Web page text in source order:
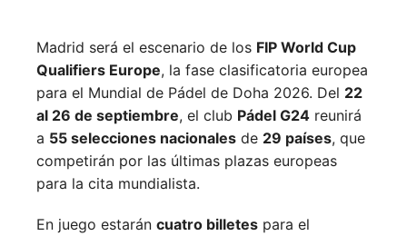
Madrid será el escenario de los FIP World Cup
Qualifiers Europe, la fase clasificatoria europea
para el Mundial de Pádel de Doha 2026. Del 22
al 26 de septiembre, el club Pádel G24 reunirá
a 55 selecciones nacionales de 29 países, que
competirán por las últimas plazas europeas
para la cita mundialista.
En juego estarán cuatro billetes para el